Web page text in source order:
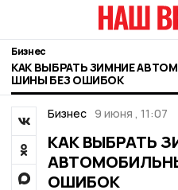
Бизнес
КАК ВЫБРАТЬ ЗИМНИЕ
ШИНЫ БЕЗ ОШИБОК
Бизнес 9 июня , 11:07
КАК ВЫБРАТЬ
ОШИБОК